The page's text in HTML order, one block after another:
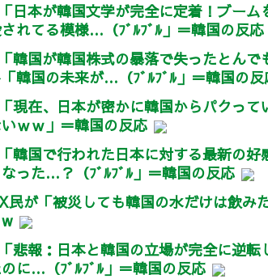
日本が韓国文学が完全に定着！ブー
れてる模様…（ﾌﾞﾙﾌﾞﾙ」＝韓国の反応
韓国が韓国株式の暴落で失ったとん
韓国の未来が…（ﾌﾞﾙﾌﾞﾙ」＝韓国の反
現在、日本が密かに韓国からパクっ
ｗｗ」＝韓国の反応
韓国で行われた日本に対する最新の
った…？（ﾌﾞﾙﾌﾞﾙ」＝韓国の反応
民が「被災しても韓国の水だけは飲み
悲報：日本と韓国の立場が完全に逆
に…（ﾌﾞﾙﾌﾞﾙ」＝韓国の反応